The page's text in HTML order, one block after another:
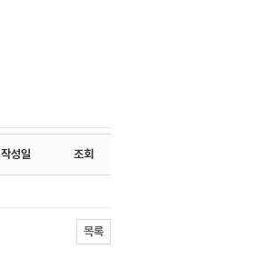
작성일 조회
목록